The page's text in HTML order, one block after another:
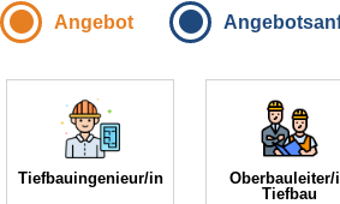
Angebot
Tiefbauingenieur/in
Oberbauleiter/
Tiefbau